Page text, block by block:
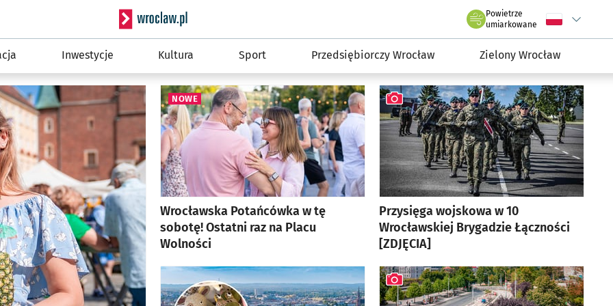
Serwis informacyjny wroclaw.plPowietrze
we Wrocławiu
umiarkowane Wybierz język
Inwestycje Kultura Sport Przedsiębiorczy Wrocław Zielony Wrocław
Wrocławska Potańcówka w tę
sobotę! Ostatni raz na Placu
Wolności
NOWE
Przysięga wojskowa w 10
Wrocławskiej Brygadzie Łączności
[ZDJĘCIA]